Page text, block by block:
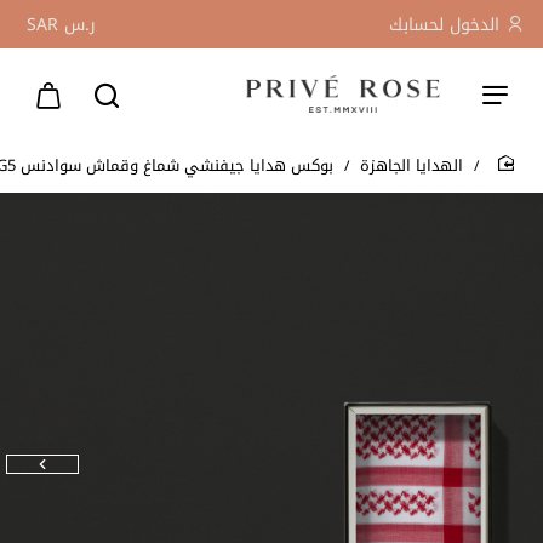
الدخول لحسابك ر.س SAR
home الهدايا الجاهزة بوكس هدايا جيفنشي شماغ وقماش سوادنس G5